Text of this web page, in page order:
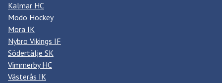
Kalmar HC
Modo Hockey
Mora IK
Nybro Vikings IF
Södertälje SK
Vimmerby HC
Västerås IK